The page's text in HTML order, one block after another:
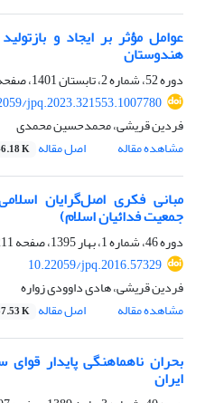
عوامل مؤثر بر ایجاد و
هندوستان
دوره 52، شماره 2، تابستان 1401، صفحه
jpq.2023.321553.1007780
فردین قریشی، محمدحسین محمدی
مشاهده مقاله
اصل مقاله K
مبانی فکری اصل‌گرایان
جمعیت فدائیان اسلام)
دوره 46، شماره 1، بهار 1395، صفحه
228
10.22059/jpq.2016.57329
فردین قریشی، هادی داوودی زواره
مشاهده مقاله
اصل مقاله K
بحران ناهماهنگی پایدار
ایران